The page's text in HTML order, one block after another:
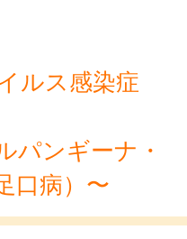
ルス感染症
パンギーナ・
口病）〜